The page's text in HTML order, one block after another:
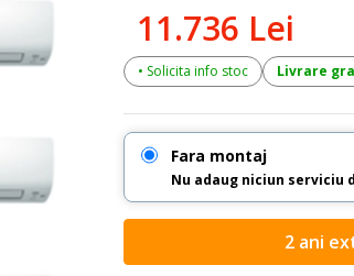
11.736 Lei
• Solicita info stoc Livrare
Fara montaj
Nu adaug niciun serviciu
2 ani